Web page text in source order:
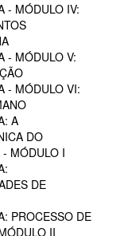
- MÓDULO IV:
- MÓDULO V:
- MÓDULO VI:
A
DO
MÓDULO I
DE
PROCESSO DE
II